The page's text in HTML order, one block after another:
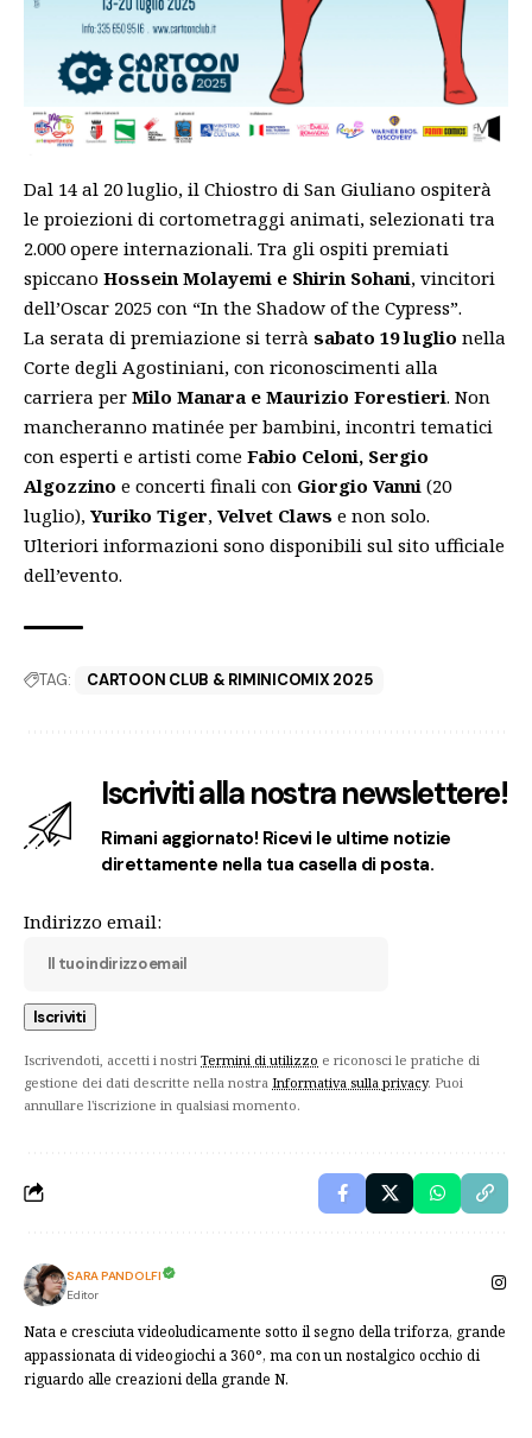
Dal 14 al 20 luglio, il Chiostro di San Giuliano ospiterà
le proiezioni di cortometraggi animati, selezionati tra
2.000 opere internazionali. Tra gli ospiti premiati
spiccano Hossein Molayemi e Shirin Sohani, vincitori
dell’Oscar 2025 con “In the Shadow of the Cypress”.
La serata di premiazione si terrà sabato 19 luglio nella
Corte degli Agostiniani, con riconoscimenti alla
carriera per Milo Manara e Maurizio Forestieri. Non
mancheranno matinée per bambini, incontri tematici
con esperti e artisti come Fabio Celoni, Sergio
Algozzino e concerti finali con Giorgio Vanni (20
luglio), Yuriko Tiger, Velvet Claws e non solo.
Ulteriori informazioni sono disponibili sul sito ufficiale
dell’evento.
TAG: CARTOON CLUB & RIMINICOMIX 2025
Iscriviti alla nostra newslettere!
Rimani aggiornato! Ricevi le ultime notizie
direttamente nella tua casella di posta.
Indirizzo email:
Iscrivendoti, accetti i nostri Termini di utilizzo e riconosci le pratiche di
gestione dei dati descritte nella nostra Informativa sulla privacy. Puoi
annullare l'iscrizione in qualsiasi momento.
SARA PANDOLFI
Editor
Nata e cresciuta videoludicamente sotto il segno della triforza, grande
appassionata di videogiochi a 360°, ma con un nostalgico occhio di
riguardo alle creazioni della grande N.